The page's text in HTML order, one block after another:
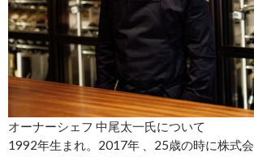
オーナーシェフ 中尾太一氏について
1992年生まれ。2017年 、25歳の時に株式